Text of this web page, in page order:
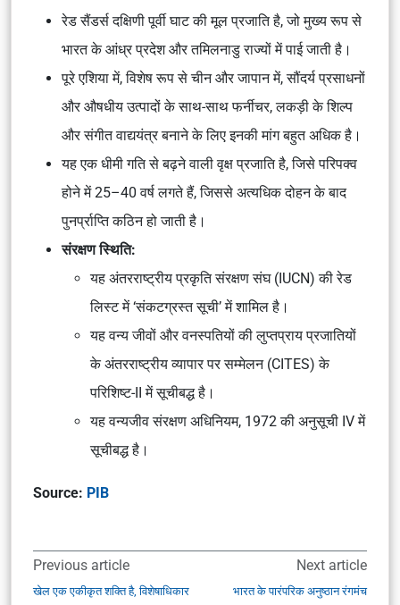
रेड सैंडर्स दक्षिणी पूर्वी घाट की मूल प्रजाति है, जो मुख्य रूप से
भारत के आंध्र प्रदेश और तमिलनाडु राज्यों में पाई जाती है।
पूरे एशिया में, विशेष रूप से चीन और जापान में, सौंदर्य प्रसाधनों
और औषधीय उत्पादों के साथ-साथ फर्नीचर, लकड़ी के शिल्प
और संगीत वाद्ययंत्र बनाने के लिए इनकी मांग बहुत अधिक है।
यह एक धीमी गति से बढ़ने वाली वृक्ष प्रजाति है, जिसे परिपक्व
होने में 25–40 वर्ष लगते हैं, जिससे अत्यधिक दोहन के बाद
पुनर्प्राप्ति कठिन हो जाती है।
संरक्षण स्थिति:
यह अंतरराष्ट्रीय प्रकृति संरक्षण संघ (IUCN) की रेड
लिस्ट में ‘संकटग्रस्त सूची’ में शामिल है।
यह वन्य जीवों और वनस्पतियों की लुप्तप्राय प्रजातियों
के अंतरराष्ट्रीय व्यापार पर सम्मेलन (CITES) के
परिशिष्ट-II में सूचीबद्ध है।
यह वन्यजीव संरक्षण अधिनियम, 1972 की अनुसूची IV में
सूचीबद्ध है।
Source: PIB
Previous article
खेल एक एकीकृत शक्ति है, विशेषाधिकार
Next article
भारत के पारंपरिक अनुष्ठान रंगमंच